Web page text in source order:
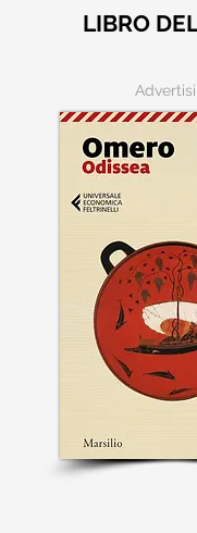
LIBRO